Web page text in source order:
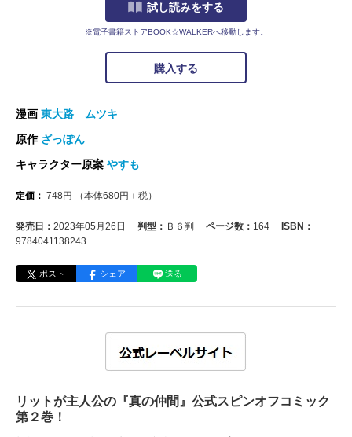
試し読みをする
※電子書籍ストアBOOK☆WALKERへ移動します。
購入する
漫画 東大路 ムツキ
原作 ざっぽん
キャラクター原案 やすも
定価： 748円 （本体680円＋税）
発売日： 2023年05月26日 判型： Ｂ６判 ページ数： 164
ISBN：
9784041138243
ポスト シェア 送る
リットが主人公の『真の仲間』公式スピンオフコミック
第２巻！